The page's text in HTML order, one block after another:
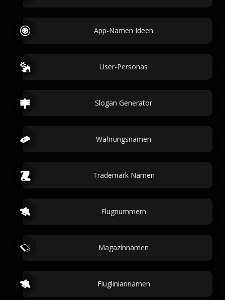
App-Namen Ideen
User-Personas
Slogan Generator
Währungsnamen
Trademark Namen
Flugnummern
Magazinnamen
Flugliniannamen